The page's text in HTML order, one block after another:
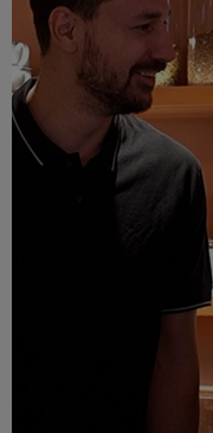
Hírek
Labdarúgás